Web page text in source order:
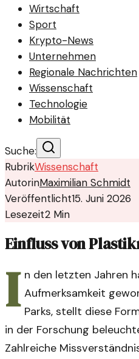
Wirtschaft
Sport
Krypto-News
Unternehmen
Regionale Nachrichten
Wissenschaft
Technologie
Mobilität
Suche:
RubrikWissenschaft
AutorinMaximilian Schmidt
Veröffentlicht15. Juni 2026
Lesezeit2 Min
Einfluss von
I n den letzten Jahren
Aufmerksamkeit
Parks, stellt diese
in der Forschung
Zahlreiche